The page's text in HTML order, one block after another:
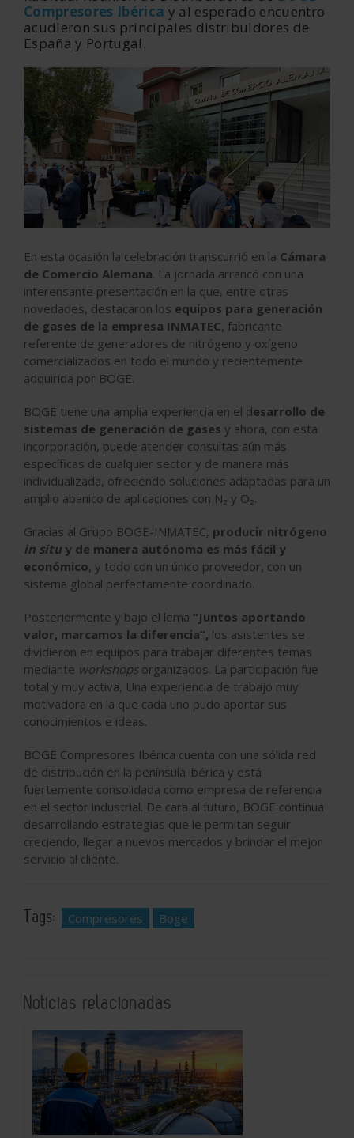
Compresores Ibérica y al esperado encuentro
acudieron sus principales distribuidores de
España y Portugal.
‹ ›
En esta ocasión la celebración transcurrió en la Cámara
de Comercio Alemana. La jornada arrancó con una
interensante presentación en la que, entre otras
novedades, destacaron los equipos para generación
de gases de la empresa INMATEC, fabricante
referente de generadores de nitrógeno y oxígeno
comercializados en todo el mundo y recientemente
adquirida por BOGE.
BOGE tiene una amplia experiencia en el desarrollo de
sistemas de generación de gases y ahora, con esta
incorporación, puede atender consultas aún más
específicas de cualquier sector y de manera más
individualizada, ofreciendo soluciones adaptadas para un
amplio abanico de aplicaciones con N₂ y O₂.
Gracias al Grupo BOGE-INMATEC, producir nitrógeno
in situ y de manera autónoma es más fácil y
económico, y todo con un único proveedor, con un
sistema global perfectamente coordinado.
Posteriormente y bajo el lema “Juntos aportando
valor, marcamos la diferencia”, los asistentes se
dividieron en equipos para trabajar diferentes temas
mediante workshopsorganizados. La participación fue
total y muy activa, Una experiencia de trabajo muy
motivadora en la que cada uno pudo aportar sus
conocimientos e ideas.
BOGE Compresores Ibérica cuenta con una sólida red
de distribución en la península ibérica y está
fuertemente consolidada como empresa de referencia
en el sector industrial. De cara al futuro, BOGE continua
desarrollando estrategias que le permitan seguir
creciendo, llegar a nuevos mercados y brindar el mejor
servicio al cliente.
Tags: Compresores Boge
Noticias relacionadas